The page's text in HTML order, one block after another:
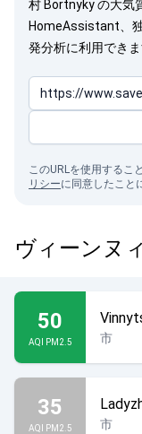
村 Bortnyky の大気
HomeAssistant、
発分析に利用できま
このURLを使用するこ
リシーに同意したこと
ヴィーンヌ
50
AQI PM2.5 市
35
AQI PM2.5 市